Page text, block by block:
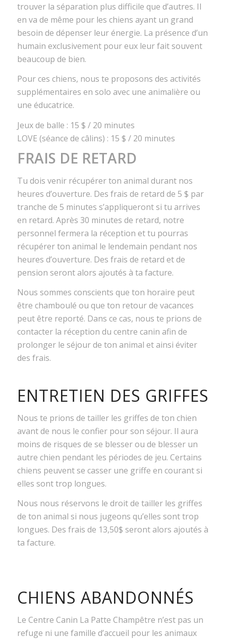
trouver la séparation plus difficile que d’autres. Il
en va de même pour les chiens ayant un grand
besoin de dépenser leur énergie. La présence d’un
humain exclusivement pour eux leur fait souvent
beaucoup de bien.
Pour ces chiens, nous te proposons des activités
supplémentaires en solo avec une animalière ou
une éducatrice.
Jeux de balle : 15 $ / 20 minutes
LOVE (séance de câlins) : 15 $ / 20 minutes
FRAIS DE RETARD
Tu dois venir récupérer ton animal durant nos
heures d’ouverture. Des frais de retard de 5 $ par
tranche de 5 minutes s’appliqueront si tu arrives
en retard. Après 30 minutes de retard, notre
personnel fermera la réception et tu pourras
récupérer ton animal le lendemain pendant nos
heures d’ouverture. Des frais de retard et de
pension seront alors ajoutés à ta facture.
Nous sommes conscients que ton horaire peut
être chamboulé ou que ton retour de vacances
peut être reporté. Dans ce cas, nous te prions de
contacter la réception du centre canin afin de
prolonger le séjour de ton animal et ainsi éviter
des frais.
ENTRETIEN DES GRIFFES
Nous te prions de tailler les griffes de ton chien
avant de nous le confier pour son séjour. Il aura
moins de risques de se blesser ou de blesser un
autre chien pendant les périodes de jeu. Certains
chiens peuvent se casser une griffe en courant si
elles sont trop longues.
Nous nous réservons le droit de tailler les griffes
de ton animal si nous jugeons qu’elles sont trop
longues. Des frais de 13,50$ seront alors ajoutés à
ta facture.
CHIENS ABANDONNÉS
Le Centre Canin La Patte Champêtre n’est pas un
refuge ni une famille d’accueil pour les animaux